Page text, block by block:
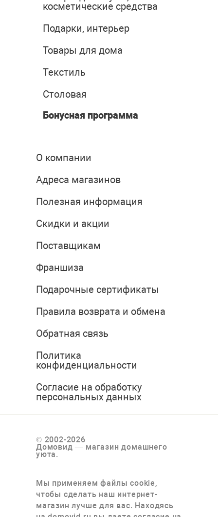
косметические средства
Подарки, интерьер
Товары для дома
Текстиль
Столовая
Бонусная программа
О компании
Адреса магазинов
Полезная информация
Скидки и акции
Поставщикам
Франшиза
Подарочные сертификаты
Правила возврата и обмена
Обратная связь
Политика
конфиденциальности
Согласие на обработку
персональных данных
© 2002-2026
Домовид — магазин домашнего
уюта.
Мы применяем файлы cookie,
чтобы сделать наш интернет-
магазин лучше для вас. Находясь